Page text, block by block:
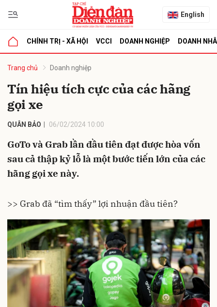
English
CHÍNH TRỊ - XÃ HỘI VCCI DOANH NGHIỆP DOANH
Trang chủ Doanh nghiệp
Tín hiệu tích cực của các hãng
gọi xe
QUÂN BẢO 06/02/2024 10:00
GoTo và Grab lần đầu tiên đạt được hòa vốn
sau cả thập kỷ lỗ là một bước tiến lớn của các
hãng gọi xe này.
>> Grab đã “tìm thấy” lợi nhuận đầu tiên?
luận
Hủy